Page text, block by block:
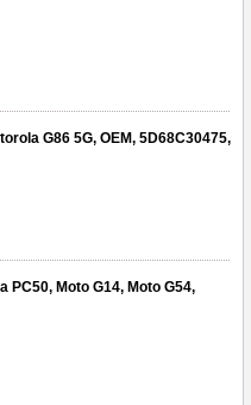
G86 5G, OEM, 5D68C30475,
PC50, Moto G14, Moto G54,